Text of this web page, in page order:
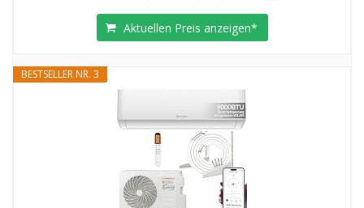
Aktuellen Preis anzeigen*
BESTSELLER NR. 3